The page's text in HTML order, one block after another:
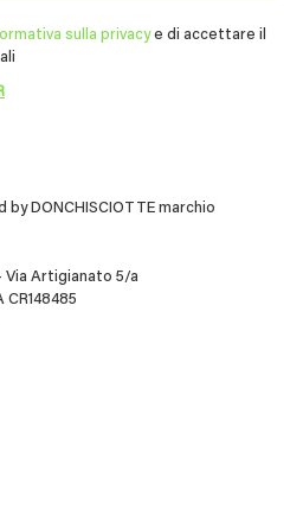
DONCHISCIOTTE marchio
Via Artigianato 5/a
CR148485
sulla privacye di accettare il